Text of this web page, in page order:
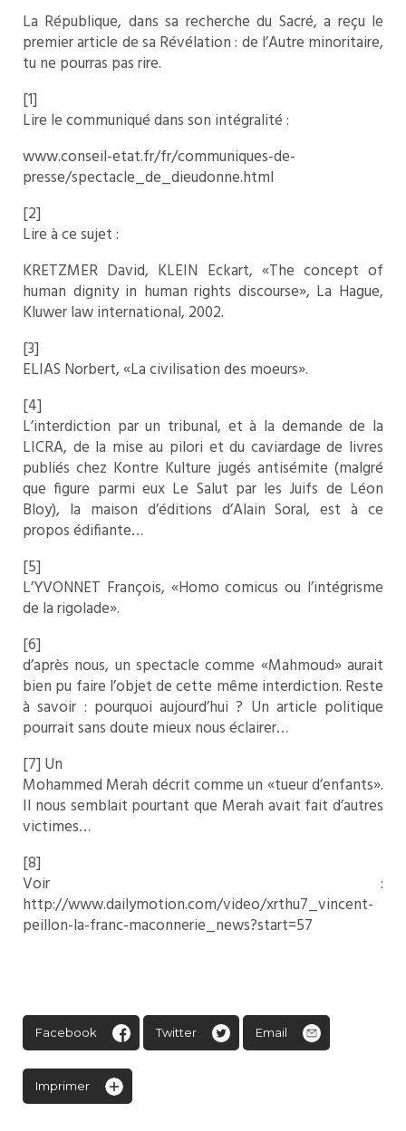
La République, dans sa recherche du Sacré, a reçu le
premier article de sa Révélation : de l’Autre minoritaire,
tu ne pourras pas rire.
[1]
Lire le communiqué dans son intégralité :
www.conseil-etat.fr/fr/communiques-de-
presse/spectacle_de_dieudonne.html
[2]
Lire à ce sujet :
KRETZMER David, KLEIN Eckart, «The concept of
human dignity in human rights discourse», La Hague,
Kluwer law international, 2002.
[3]
ELIAS Norbert, «La civilisation des moeurs».
[4]
L’interdiction par un tribunal, et à la demande de la
LICRA, de la mise au pilori et du caviardage de livres
publiés chez Kontre Kulture jugés antisémite (malgré
que figure parmi eux Le Salut par les Juifs de Léon
Bloy), la maison d’éditions d’Alain Soral, est à ce
propos édifiante…
[5]
L’YVONNET François, «Homo comicus ou l’intégrisme
de la rigolade».
[6]
d’après nous, un spectacle comme «Mahmoud» aurait
bien pu faire l’objet de cette même interdiction. Reste
à savoir : pourquoi aujourd’hui ? Un article politique
pourrait sans doute mieux nous éclairer…
[7] Un
Mohammed Merah décrit comme un «tueur d’enfants».
Il nous semblait pourtant que Merah avait fait d’autres
victimes…
[8]
Voir :
http://www.dailymotion.com/video/xrthu7_vincent-
peillon-la-franc-maconnerie_news?start=57
Facebook Twitter Email
Imprimer